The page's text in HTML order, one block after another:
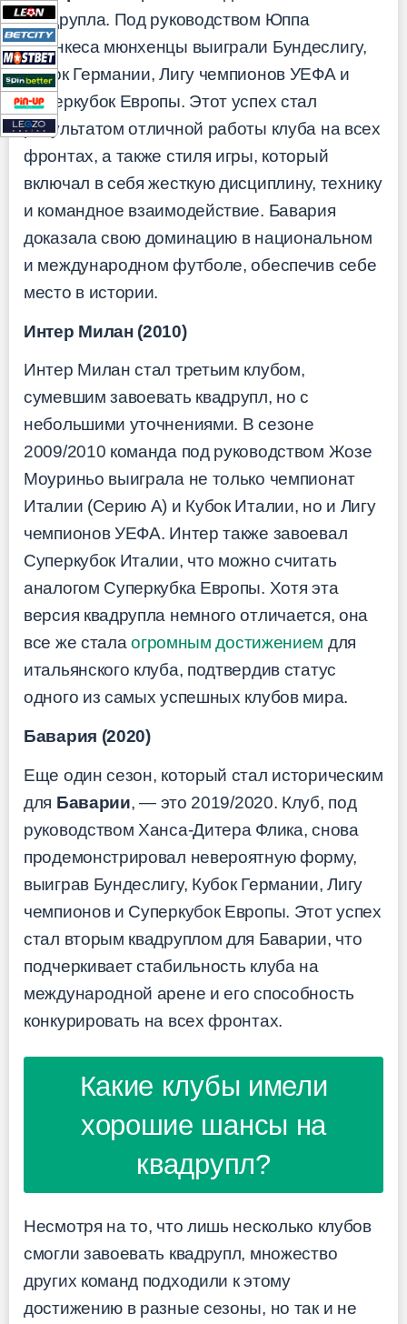
квадрупла. Под руководством Юппа
Хайнкеса мюнхенцы выиграли Бундеслигу,
Кубок Германии, Лигу чемпионов УЕФА и
Суперкубок Европы. Этот успех стал
результатом отличной работы клуба на всех
фронтах, а также стиля игры, который
включал в себя жесткую дисциплину, технику
и командное взаимодействие. Бавария
доказала свою доминацию в национальном
и международном футболе, обеспечив себе
место в истории.
Интер Милан (2010)
Интер Милан стал третьим клубом,
сумевшим завоевать квадрупл, но с
небольшими уточнениями. В сезоне
2009/2010 команда под руководством Жозе
Моуриньо выиграла не только чемпионат
Италии (Серию А) и Кубок Италии, но и Лигу
чемпионов УЕФА. Интер также завоевал
Суперкубок Италии, что можно считать
аналогом Суперкубка Европы. Хотя эта
версия квадрупла немного отличается, она
все же сталаогромным достижением для
итальянского клуба, подтвердив статус
одного из самых успешных клубов мира.
Бавария (2020)
Еще один сезон, который стал историческим
для Баварии, — это 2019/2020. Клуб, под
руководством Ханса-Дитера Флика, снова
продемонстрировал невероятную форму,
выиграв Бундеслигу, Кубок Германии, Лигу
чемпионов и Суперкубок Европы. Этот успех
стал вторым квадруплом для Баварии, что
подчеркивает стабильность клуба на
международной арене и его способность
конкурировать на всех фронтах.
Какие клубы имели
хорошие шансы на
квадрупл?
Несмотря на то, что лишь несколько клубов
смогли завоевать квадрупл, множество
других команд подходили к этому
достижению в разные сезоны, но так и не